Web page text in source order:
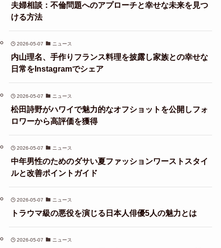
夫婦相談：不倫問題へのアプローチと幸せな未来を見つ
ける方法
2026-05-07 ニュース
内山理名、手作りフランス料理を披露し家族との幸せな
日常をInstagramでシェア
2026-05-07 ニュース
松田詩野がハワイで魅力的なオフショットを公開しフォ
ロワーから高評価を獲得
2026-05-07 ニュース
中年男性のためのダサい夏ファッションワーストスタイ
ルと改善ポイントガイド
2026-05-07 ニュース
トラウマ級の悪役を演じる日本人俳優5人の魅力とは
2026-05-07 ニュース